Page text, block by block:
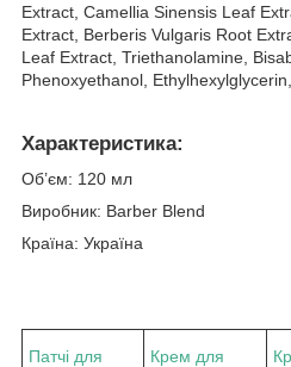
Extract, Camellia Sinensis Leaf
Extract, Berberis Vulgaris Root
Leaf Extract, Triethanolamine,
Phenoxyethanol,
Характеристика:
Об’єм: 120 мл
Виробник: Barber Blend
Країна: Україна
Патчі для Крем для